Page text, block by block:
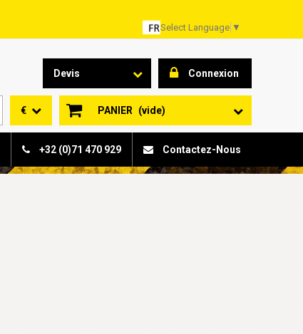
Select Language ▼
Connexion
Devis
PANIER (vide)
€
Contactez-Nous
+32 (0)71 470 929